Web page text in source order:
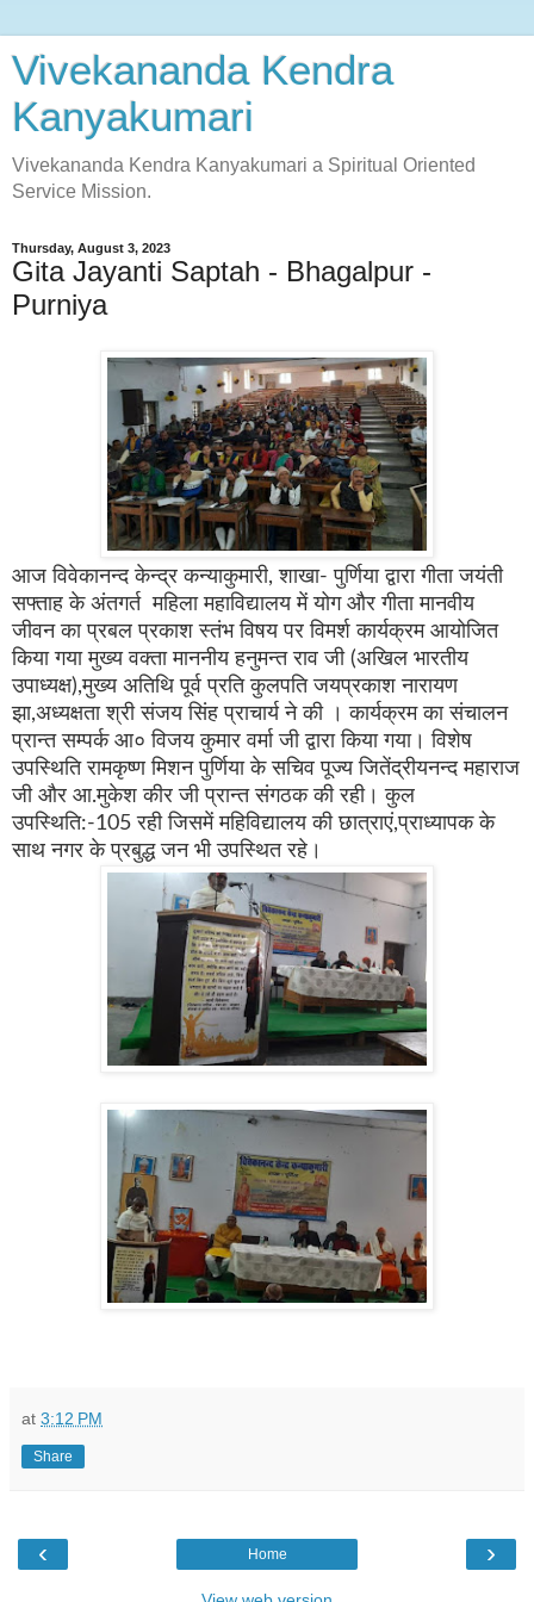
Vivekananda Kendra
Kanyakumari
Vivekananda Kendra Kanyakumari a Spiritual Oriented
Service Mission.
Thursday, August 3, 2023
Gita Jayanti Saptah - Bhagalpur -
Purniya
आज विवेकानन्द केन्द्र कन्याकुमारी,शाखा- पुर्णिया द्वारा गीता जयंती
सफ्ताह के अंतगर्त महिला महाविद्यालय में योग और गीता मानवीय
जीवन का प्रबल प्रकाश स्तंभ विषय पर विमर्श कार्यक्रम आयोजित
किया गया मुख्य वक्ता माननीय हनुमन्त राव जी (अखिल भारतीय
उपाध्यक्ष),मुख्य अतिथि पूर्व प्रति कुलपति जयप्रकाश नारायण
झा,अध्यक्षता श्री संजय सिंह प्राचार्य ने की । कार्यक्रम का संचालन
प्रान्त सम्पर्क आ० विजय कुमार वर्मा जी द्वारा किया गया। विशेष
उपस्थिति रामकृष्ण मिशन पुर्णिया के सचिव पूज्य जितेंद्रीयनन्द महाराज
जी और आ.मुकेश कीर जी प्रान्त संगठक की रही। कुल
उपस्थिति:-105रही जिसमें महिविद्यालय की छात्राएं,प्राध्यापक के
साथ नगर के प्रबुद्ध जन भी उपस्थित रहे।
at 3:12 PM
Share
‹ ›
Home